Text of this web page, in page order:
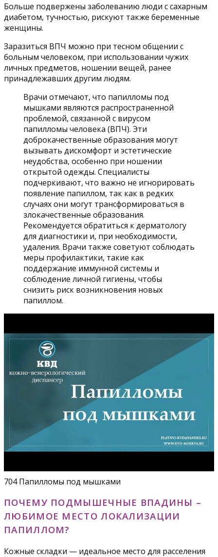
Больше подвержены заболеванию люди с сахарным
диабетом, тучностью, рискуют также беременные
женщины.
Заразиться ВПЧ можно при тесном общении с
больным человеком, при использовании чужих
личных предметов, ношении вещей, ранее
принадлежавших другим людям.
Врачи отмечают, что папилломы под
мышками являются распространенной
проблемой, связанной с вирусом
папилломы человека (ВПЧ). Эти
доброкачественные образования могут
вызывать дискомфорт и эстетические
неудобства, особенно при ношении
открытой одежды. Специалисты
подчеркивают, что важно не игнорировать
появление папиллом, так как в редких
случаях они могут трансформироваться в
злокачественные образования.
Рекомендуется обратиться к дерматологу
для диагностики и, при необходимости,
удаления. Врачи также советуют соблюдать
меры профилактики, такие как
поддержание иммунной системы и
соблюдение личной гигиены, чтобы
снизить риск возникновения новых
папиллом.
704 Папилломы под мышками
ПОЧЕМУ ПОДМЫШЕЧНЫЕ ВПАДИНЫ –
ЛЮБИМОЕ МЕСТО ЛОКАЛИЗАЦИИ
ПАПИЛЛОМ?
Кожные складки — идеальное место для расселения